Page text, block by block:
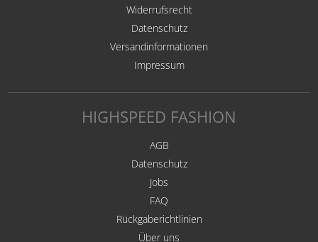
Widerrufsrecht
Datenschutz
Versandinformationen
Impressum
HIGHSPEED FASHION
AGB
Datenschutz
Jobs
FAQ
Rückgaberichtlinien
Über uns